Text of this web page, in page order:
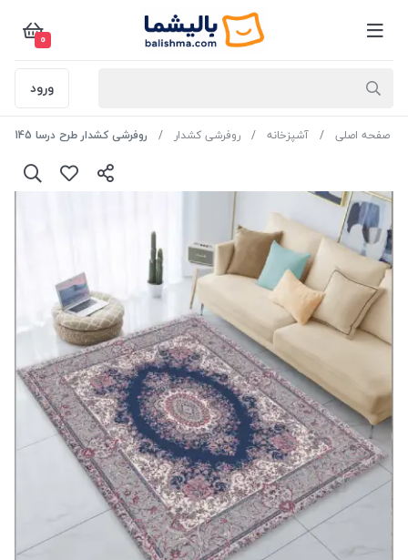
0
ورود
صفحه اصلی آشپزخانه روفرشی کشدار روفرشی کشدار طرح درسا 145 - 12 متری